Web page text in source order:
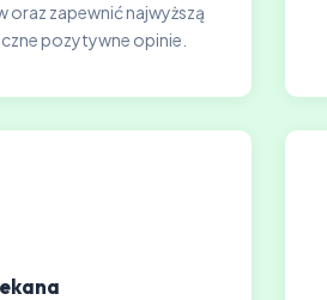
zapewnić najwyższą
pozytywne opinie.